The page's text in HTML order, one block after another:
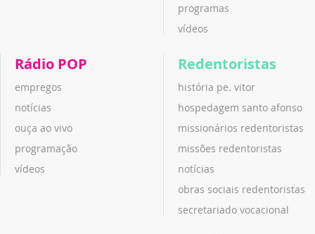
programas
vídeos
Rádio POP
empregos
notícias
ouça ao vivo
programação
vídeos
Redentoristas
história pe. vitor
hospedagem santo afonso
missionários redentoristas
missões redentoristas
notícias
obras sociais redentoristas
secretariado vocacional